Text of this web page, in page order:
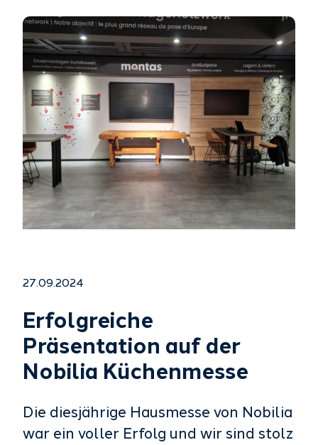
27.09.2024
Erfolgreiche
Präsentation auf der
Nobilia Küchenmesse
Die diesjährige Hausmesse von Nobilia
war ein voller Erfolg und wir sind stolz